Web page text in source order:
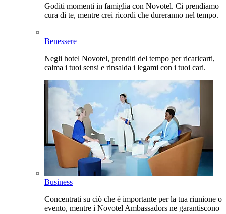
Goditi momenti in famiglia con Novotel. Ci prendiamo
cura di te, mentre crei ricordi che dureranno nel tempo.
Benessere
Negli hotel Novotel, prenditi del tempo per ricaricarti,
calma i tuoi sensi e rinsalda i legami con i tuoi cari.
Business
Concentrati su ciò che è importante per la tua riunione o
evento, mentre i Novotel Ambassadors ne garantiscono